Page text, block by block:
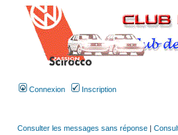
Connexion Inscription
Consulter les messages sans réponse |